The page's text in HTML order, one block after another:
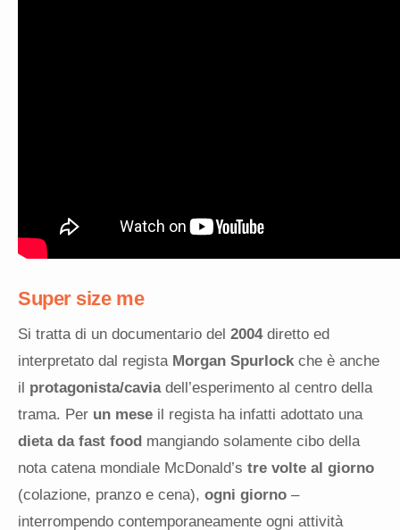
Super size me
Si tratta di un documentario del 2004diretto ed
interpretato dal regista Morgan Spurlockche è anche
il protagonista/caviadell’esperimento al centro della
trama. Per un mese il regista ha infatti adottato una
dieta da fast food mangiando solamente cibo della
nota catena mondiale McDonald’s tre volte al giorno
(colazione, pranzo e cena), ogni giorno –
interrompendo contemporaneamente ogni attività